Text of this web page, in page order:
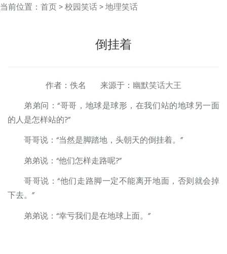
当前位置： 首页>校园笑话>地理笑话
倒挂着
作者：佚名 来源于： 幽默笑话大王
弟弟问：“哥哥，地球是球形，在我们站的地球另一面
的人是怎样站的?”
哥哥说：“当然是脚踏地，头朝天的倒挂着。”
弟弟说：“他们怎样走路呢?”
哥哥说：“他们走路脚一定不能离开地面，否则就会掉
下去。”
弟弟说：“幸亏我们是在地球上面。”